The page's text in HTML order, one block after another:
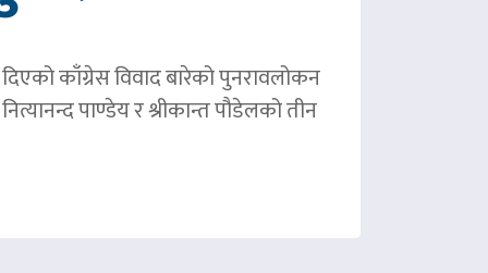
काँग्रेस विवाद बारेको पुनरावलोकन
पाण्डेय र श्रीकान्त पौडेलको तीन